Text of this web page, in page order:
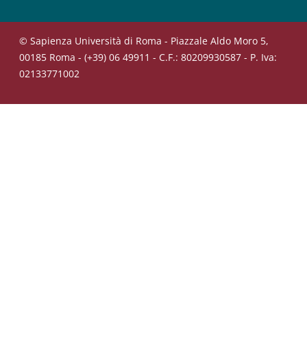
© Sapienza Università di Roma - Piazzale Aldo Moro 5,
00185 Roma - (+39) 06 49911 - C.F.: 80209930587 - P. Iva:
02133771002